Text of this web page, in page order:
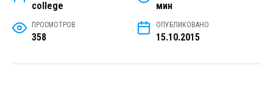
college мин
ПРОСМОТРОВ
358
ОПУБЛИКОВАНО
15.10.2015